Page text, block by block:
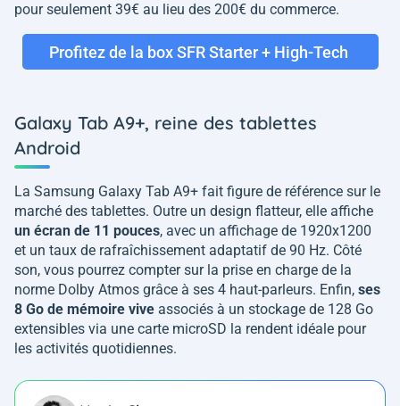
pour seulement 39€ au lieu des 200€ du commerce.
Profitez de la box SFR Starter + High-Tech
Galaxy Tab A9+, reine des tablettes
Android
La Samsung Galaxy Tab A9+ fait figure de référence sur le
marché des tablettes. Outre un design flatteur, elle affiche
un écran de 11 pouces, avec un affichage de 1920x1200
et un taux de rafraîchissement adaptatif de 90 Hz. Côté
son, vous pourrez compter sur la prise en charge de la
norme Dolby Atmos grâce à ses 4 haut-parleurs. Enfin, ses
8 Go de mémoire vive associés à un stockage de 128 Go
extensibles via une carte microSD la rendent idéale pour
les activités quotidiennes.